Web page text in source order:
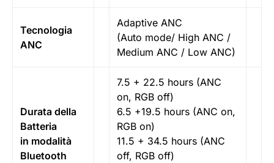
Tecnologia
ANC
Adaptive ANC
(Auto mode/ High ANC /
Medium ANC / Low ANC)
Durata della
Batteria
in modalità
Bluetooth
7.5 + 22.5 hours (ANC
on, RGB off)
6.5 +19.5 hours (ANC on,
RGB on)
11.5 + 34.5 hours (ANC
off, RGB off)